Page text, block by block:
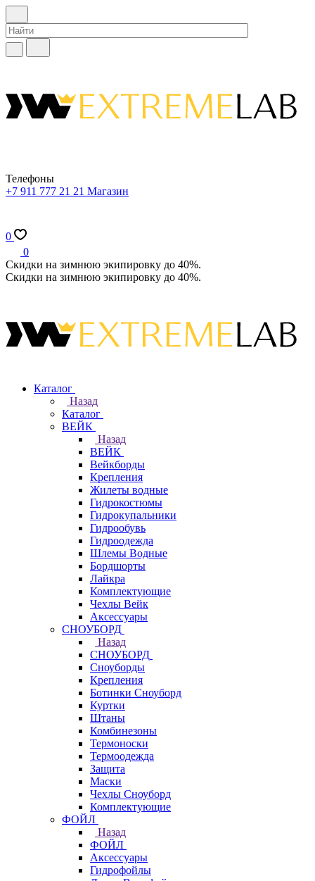
Телефоны
+7 911 777 21 21 Магазин
0
0
Скидки на зимнюю экипировку до 40%.
Скидки на зимнюю экипировку до 40%.
Каталог
Назад
Каталог
ВЕЙК
Назад
ВЕЙК
Вейкборды
Крепления
Жилеты водные
Гидрокостюмы
Гидрокупальники
Гидрообувь
Гидроодежда
Шлемы Водные
Бордшорты
Лайкра
Комплектующие
Чехлы Вейк
Аксессуары
СНОУБОРД
Назад
СНОУБОРД
Сноуборды
Крепления
Ботинки Сноуборд
Куртки
Штаны
Комбинезоны
Термоноски
Термоодежда
Защита
Маски
Чехлы Сноуборд
Комплектующие
ФОЙЛ
Назад
ФОЙЛ
Аксессуары
Гидрофойлы